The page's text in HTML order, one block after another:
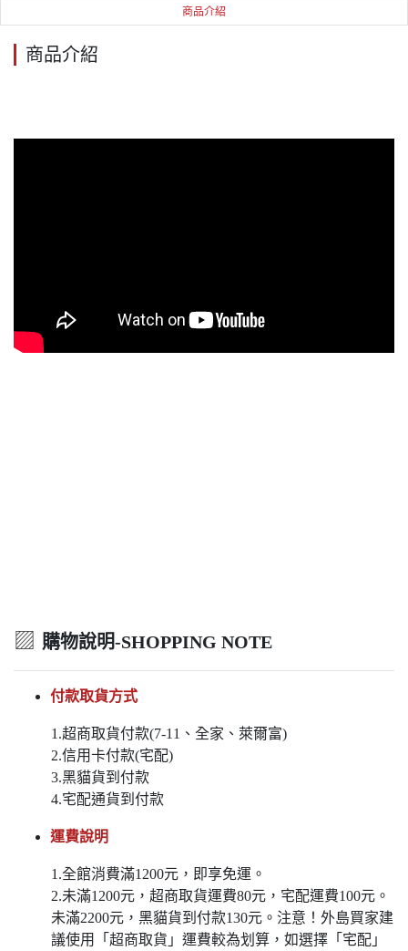
商品介紹
商品介紹
▨ 購物說明-SHOPPING NOTE
付款取貨方式
1.超商取貨付款(7-11、全家、萊爾富)
2.信用卡付款(宅配)
3.黑貓貨到付款
4.宅配通貨到付款
運費說明
1.全館消費滿1200元，即享免運。
2.未滿1200元，超商取貨運費80元，宅配運費100元。
未滿2200元，黑貓貨到付款130元。注意！外島買家建
議使用「超商取貨」運費較為划算，如選擇「宅配」